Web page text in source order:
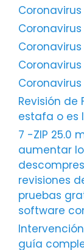
Revisión de
estafa o es
7 -ZIP 25.0
aumentar
revisiones
pruebas
software
guía